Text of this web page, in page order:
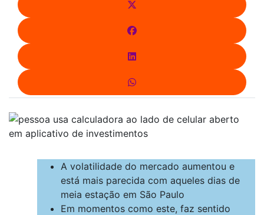
A volatilidade do mercado aumentou e
está mais parecida com aqueles dias de
meia estação em São Paulo
Em momentos como este, faz sentido